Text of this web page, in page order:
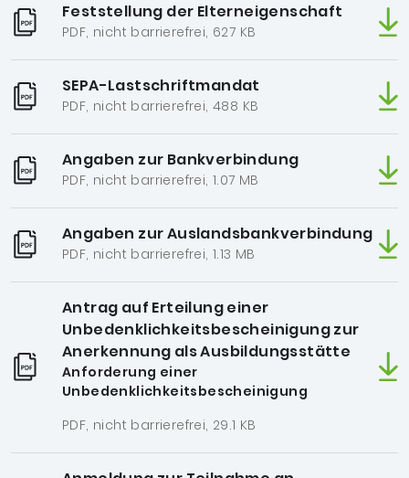
Feststellung der Elterneigenschaft
PDF, nicht barrierefrei, 627 KB
SEPA-Lastschriftmandat
PDF, nicht barrierefrei, 488 KB
Angaben zur Bankverbindung
PDF, nicht barrierefrei, 1.07 MB
Angaben zur Auslandsbankverbindung
PDF, nicht barrierefrei, 1.13 MB
Antrag auf Erteilung einer
Unbedenklichkeitsbescheinigung zur
Anerkennung als Ausbildungsstätte
Anforderung einer
Unbedenklichkeitsbescheinigung
PDF, nicht barrierefrei, 29.1 KB